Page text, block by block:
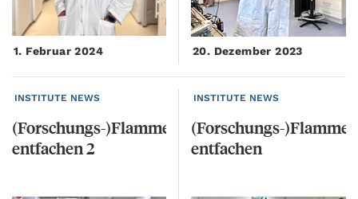
1. Februar 2024 20. Dezember 2023
INSTITUTE NEWS
(Forschungs-)Flamme
entfachen2
INSTITUTE NEWS
(Forschungs-)Flamme
entfachen